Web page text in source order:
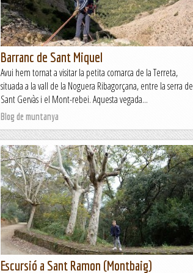
Barranc de Sant Miquel
Avui hem tornat a visitar la petita comarca de la Terreta,
situada a la vall de la Noguera Ribagorçana, entre la serra de
Sant Gervàs i el Mont-rebei. Aquesta vegada...
Blog de muntanya
Escursió a Sant Ramon (Montbaig)